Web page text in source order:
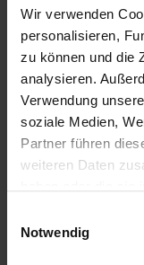
Wir verwenden
personalisieren,
zu können und die
analysieren.
Verwendung
soziale Medien,
Partner führen
weiteren Daten
Notwendig
Weitere
Weizen